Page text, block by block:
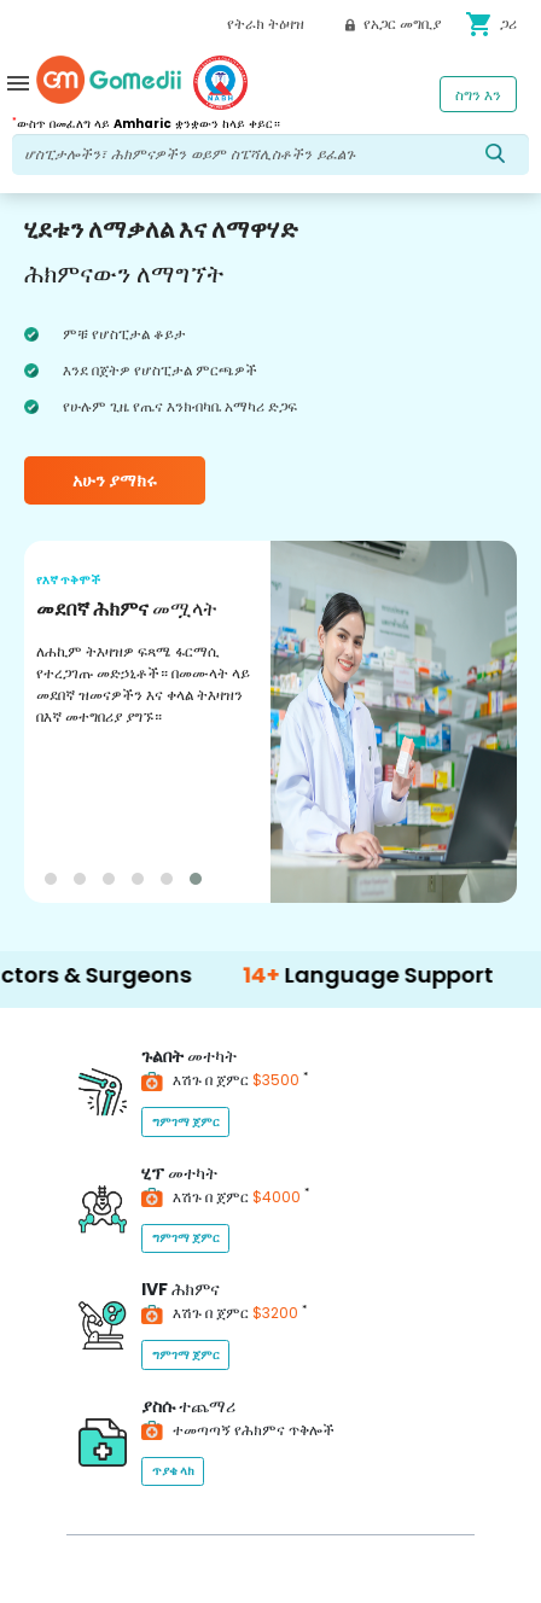
የትራክ ትዕዛዝ የአጋር መግቢያ shopping_cart ጋሪ
*ውስጥ በመፈለግ ላይ Amharic ቋንቋውን ከላይ ቀይር።
ስግን እን
menu
ሂደቱን ለማቃለል እና ለማዋሃድ
ሕክምናውን ለማግኘት
ምቹ የሆስፒታል ቆይታ
እንደ በጀትዎ የሆስፒታል ምርጫዎች
የሁሉም ጊዜ የጤና እንክብካቤ አማካሪ ድጋፍ
አሁን ያማክሩ
የእኛ ጥቅሞች
መደበኛ ሕክምናመሟላት
ለሐኪም ትእዛዝዎ ፍጻሜ ፋርማሲ
የተረጋገጡ መድኃኒቶች። በመሙላት ላይ
መደበኛ ዝመናዎችን እና ቀላል ትእዛዝን
በእኛ መተግበሪያ ያግኙ።
14+ Language Support
ጉልበትመተካት
እሽጉ በ ጀምር$3500 *
ግምገማ ጀምር
ሂፕመተካት
እሽጉ በ ጀምር$4000 *
ግምገማ ጀምር
IVFሕክምና
እሽጉ በ ጀምር$3200 *
ግምገማ ጀምር
ያስሱተጨማሪ
ተመጣጣኝ የሕክምና ጥቅሎች
ጥያቄ ላክ